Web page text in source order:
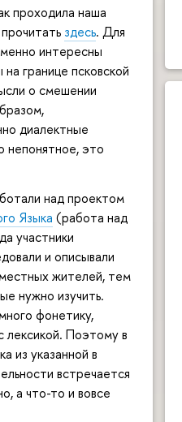
проходила наша
здесь. Для
интересны
границе псковской
о смешении
диалектные
непонятное, это
над проектом
Языка (работа над
участники
и описывали
жителей, тем
нужно изучить.
фонетику,
лексикой. Поэтому в
из указанной в
встречается
а что-то и вовсе